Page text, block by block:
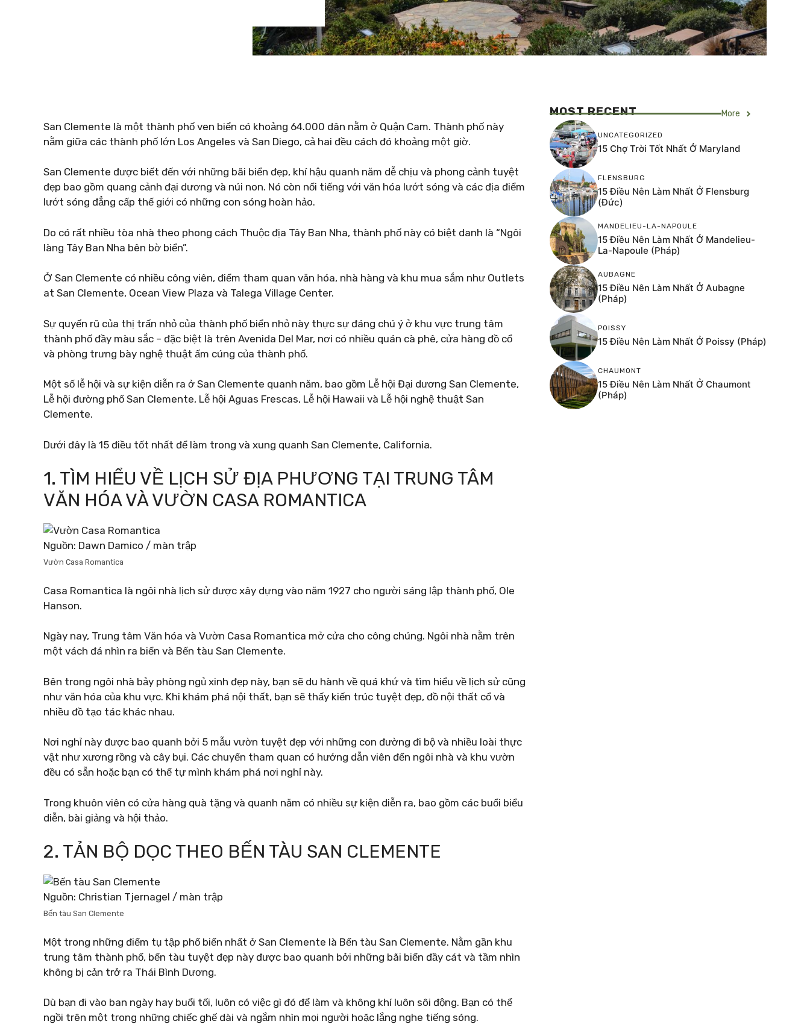
San Clemente là một thành phố ven biển có khoảng 64.000 dân nằm ở Quận Cam. Thành phố này
nằm giữa các thành phố lớn Los Angeles và San Diego, cả hai đều cách đó khoảng một giờ.
San Clemente được biết đến với những bãi biển đẹp, khí hậu quanh năm dễ chịu và phong cảnh tuyệt
đẹp bao gồm quang cảnh đại dương và núi non. Nó còn nổi tiếng với văn hóa lướt sóng và các địa điểm
lướt sóng đẳng cấp thế giới có những con sóng hoàn hảo.
Do có rất nhiều tòa nhà theo phong cách Thuộc địa Tây Ban Nha, thành phố này có biệt danh là “Ngôi
làng Tây Ban Nha bên bờ biển”.
Ở San Clemente có nhiều công viên, điểm tham quan văn hóa, nhà hàng và khu mua sắm như Outlets
at San Clemente, Ocean View Plaza và Talega Village Center.
Sự quyến rũ của thị trấn nhỏ của thành phố biển nhỏ này thực sự đáng chú ý ở khu vực trung tâm
thành phố đầy màu sắc – đặc biệt là trên Avenida Del Mar, nơi có nhiều quán cà phê, cửa hàng đồ cổ
và phòng trưng bày nghệ thuật ấm cúng của thành phố.
Một số lễ hội và sự kiện diễn ra ở San Clemente quanh năm, bao gồm Lễ hội Đại dương San Clemente,
Lễ hội đường phố San Clemente, Lễ hội Aguas Frescas, Lễ hội Hawaii và Lễ hội nghệ thuật San
Clemente.
Dưới đây là 15 điều tốt nhất để làm trong và xung quanh San Clemente, California.
1. TÌM HIỂU VỀ LỊCH SỬ ĐỊA PHƯƠNG TẠI TRUNG TÂM
VĂN HÓA VÀ VƯỜN CASA ROMANTICA
Nguồn: Dawn Damico / màn trập
Vườn Casa Romantica
Casa Romantica là ngôi nhà lịch sử được xây dựng vào năm 1927 cho người sáng lập thành phố, Ole
Hanson.
Ngày nay, Trung tâm Văn hóa và Vườn Casa Romantica mở cửa cho công chúng. Ngôi nhà nằm trên
một vách đá nhìn ra biển và Bến tàu San Clemente.
Bên trong ngôi nhà bảy phòng ngủ xinh đẹp này, bạn sẽ du hành về quá khứ và tìm hiểu về lịch sử cũng
như văn hóa của khu vực. Khi khám phá nội thất, bạn sẽ thấy kiến ​​trúc tuyệt đẹp, đồ nội thất cổ và
nhiều đồ tạo tác khác nhau.
Nơi nghỉ này được bao quanh bởi 5 mẫu vườn tuyệt đẹp với những con đường đi bộ và nhiều loài thực
vật như xương rồng và cây bụi. Các chuyến tham quan có hướng dẫn viên đến ngôi nhà và khu vườn
đều có sẵn hoặc bạn có thể tự mình khám phá nơi nghỉ này.
Trong khuôn viên có cửa hàng quà tặng và quanh năm có nhiều sự kiện diễn ra, bao gồm các buổi biểu
diễn, bài giảng và hội thảo.
2. TẢN BỘ DỌC THEO BẾN TÀU SAN CLEMENTE
Nguồn: Christian Tjernagel / màn trập
Bến tàu San Clemente
Một trong những điểm tụ tập phổ biến nhất ở San Clemente là Bến tàu San Clemente. Nằm gần khu
trung tâm thành phố, bến tàu tuyệt đẹp này được bao quanh bởi những bãi biển đầy cát và tầm nhìn
không bị cản trở ra Thái Bình Dương.
Dù bạn đi vào ban ngày hay buổi tối, luôn có việc gì đó để làm và không khí luôn sôi động. Bạn có thể
ngồi trên một trong những chiếc ghế dài và ngắm nhìn mọi người hoặc lắng nghe tiếng sóng.
MOST RECENT More
UNCATEGORIZED
15 Chợ Trời Tốt Nhất Ở Maryland
FLENSBURG
15 Điều Nên Làm Nhất Ở Flensburg
(Đức)
MANDELIEU-LA-NAPOULE
15 Điều Nên Làm Nhất Ở Mandelieu-
La-Napoule (Pháp)
AUBAGNE
15 Điều Nên Làm Nhất Ở Aubagne
(Pháp)
POISSY
15 Điều Nên Làm Nhất Ở Poissy (Pháp)
CHAUMONT
15 Điều Nên Làm Nhất Ở Chaumont
(Pháp)